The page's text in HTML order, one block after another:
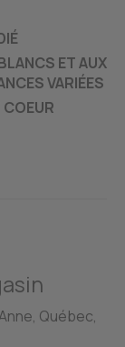
ET AUX
VARIÉES
Québec,